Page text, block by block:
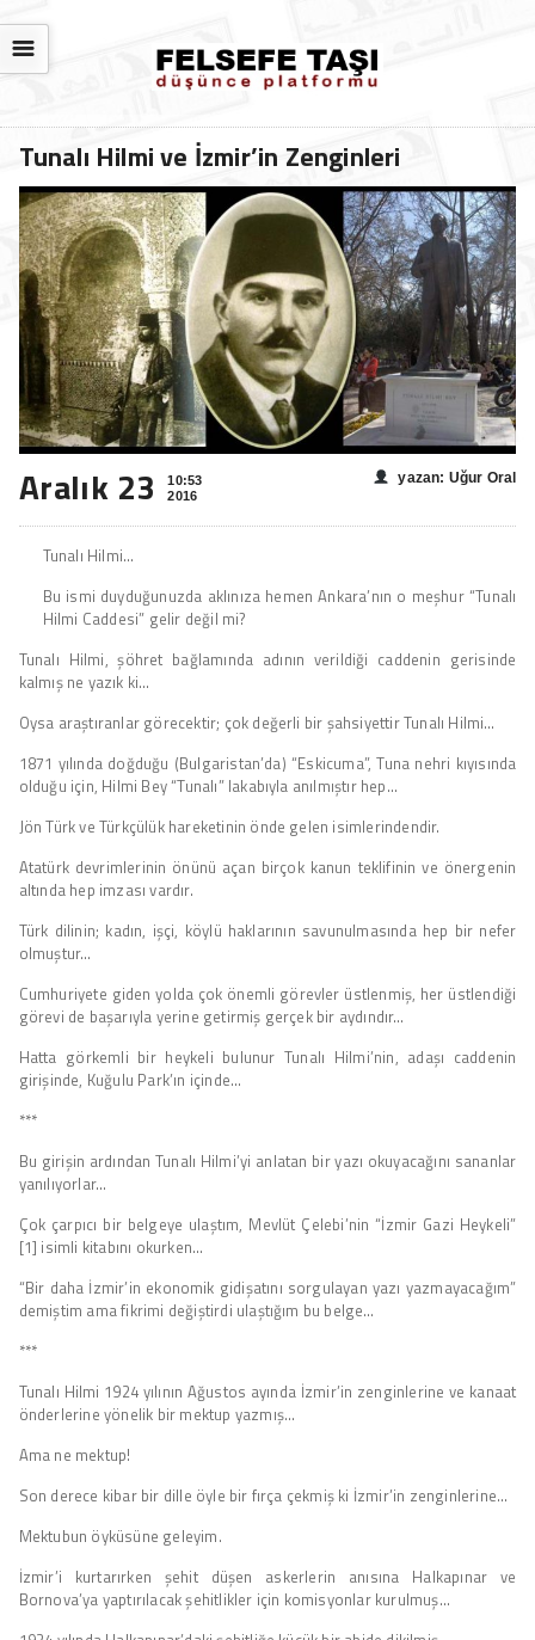
☰
Tunalı Hilmi ve İzmir’in Zenginleri
Aralık 23
10:53
2016
yazan: Uğur Oral
Tunalı Hilmi…
Bu ismi duyduğunuzda aklınıza hemen Ankara’nın o meşhur “Tunalı
Hilmi Caddesi” gelir değil mi?
Tunalı Hilmi, şöhret bağlamında adının verildiği caddenin gerisinde
kalmış ne yazık ki…
Oysa araştıranlar görecektir; çok değerli bir şahsiyettir Tunalı Hilmi…
1871 yılında doğduğu (Bulgaristan’da) “Eskicuma”, Tuna nehri kıyısında
olduğu için, Hilmi Bey “Tunalı” lakabıyla anılmıştır hep…
Jön Türk ve Türkçülük hareketinin önde gelen isimlerindendir.
Atatürk devrimlerinin önünü açan birçok kanun teklifinin ve önergenin
altında hep imzası vardır.
Türk dilinin; kadın, işçi, köylü haklarının savunulmasında hep bir nefer
olmuştur…
Cumhuriyete giden yolda çok önemli görevler üstlenmiş, her üstlendiği
görevi de başarıyla yerine getirmiş gerçek bir aydındır…
Hatta görkemli bir heykeli bulunur Tunalı Hilmi’nin, adaşı caddenin
girişinde, Kuğulu Park’ın içinde…
***
Bu girişin ardından Tunalı Hilmi’yi anlatan bir yazı okuyacağını sananlar
yanılıyorlar…
Çok çarpıcı bir belgeye ulaştım, Mevlüt Çelebi’nin “İzmir Gazi Heykeli”
[1] isimli kitabını okurken…
“Bir daha İzmir’in ekonomik gidişatını sorgulayan yazı yazmayacağım”
demiştim ama fikrimi değiştirdi ulaştığım bu belge…
***
Tunalı Hilmi 1924 yılının Ağustos ayında İzmir’in zenginlerine ve kanaat
önderlerine yönelik bir mektup yazmış…
Ama ne mektup!
Son derece kibar bir dille öyle bir fırça çekmiş ki İzmir’in zenginlerine…
Mektubun öyküsüne geleyim.
İzmir’i kurtarırken şehit düşen askerlerin anısına Halkapınar ve
Bornova’ya yaptırılacak şehitlikler için komisyonlar kurulmuş…